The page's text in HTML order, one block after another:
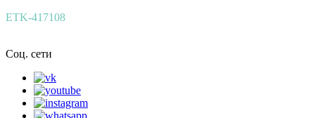
ETK-417108
Соц. сети